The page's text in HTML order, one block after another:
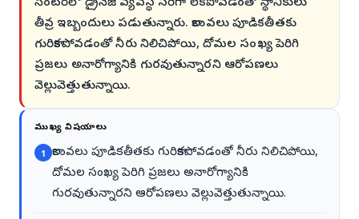
సెంటర్‌లో డ్రైనేజీ వ్యవస్థ సరిగా లేకపోవడంతో స్థానికులు
తీవ్ర ఇబ్బందులు పడుతున్నారు. కాలువలు పూడికతీతకు
గురికాకపోవడంతో నీరు నిలిచిపోయి, దోమల సంఖ్య పెరిగి
ప్రజలు అనారోగ్యానికి గురవుతున్నారని ఆరోపణలు
వెల్లువెత్తుతున్నాయి.
ముఖ్య విషయాలు
1 కాలువలు పూడికతీతకు గురికాకపోవడంతో నీరు నిలిచిపోయి,
దోమల సంఖ్య పెరిగి ప్రజలు అనారోగ్యానికి
గురవుతున్నారని ఆరోపణలు వెల్లువెత్తుతున్నాయి.